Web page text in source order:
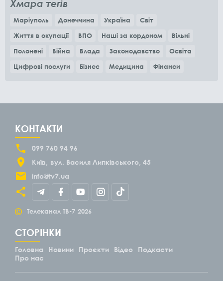
Хмара тегів
Маріуполь Донеччина Україна
Світ
Життя в окупації
ВПО Наші за кордоном
Вільні
Полонені
Війна Влада Законодавство
Освіта
Цифрові послуги
Бізнес Медицина Фінанси
КОНТАКТИ
099 760 94 96
Київ
вул. Василя Липківського, 45
info@tv7.ua
© Телеканал ТВ-7 2026
СТОРІНКИ
Головна Новини Проєкти Відео
Подкасти
Про нас